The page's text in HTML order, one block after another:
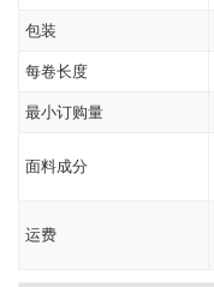
包装
每卷长度
最小订购量
面料成分
运费